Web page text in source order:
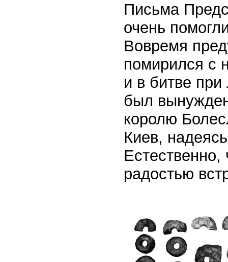
Письма
очень
Вовремя
помирился с
и в битве
был
королю
Киев,
Естественно,
радостью